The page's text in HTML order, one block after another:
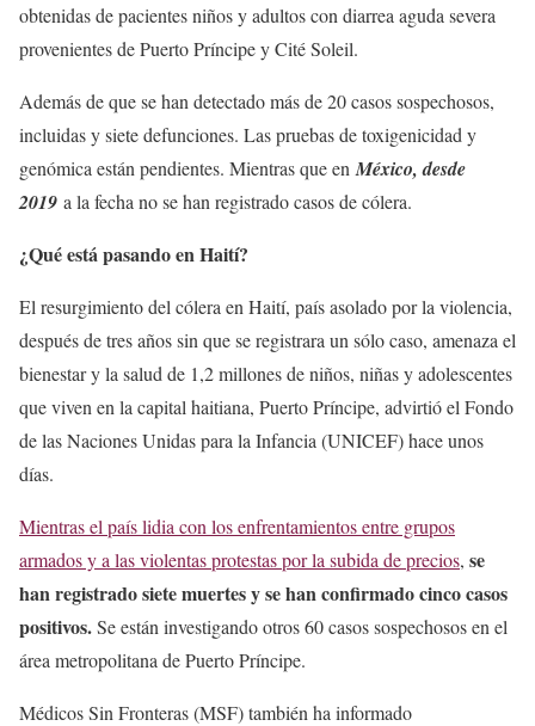
obtenidas de pacientes niños y adultos con diarrea aguda severa
provenientes de Puerto Príncipe y Cité Soleil.
Además de que se han detectado más de 20 casos sospechosos,
incluidas y siete defunciones. Las pruebas de toxigenicidad y
genómica están pendientes. Mientras que en México, desde
2019 a la fecha no se han registrado casos de cólera.
¿Qué está pasando en Haití?
El resurgimiento del cólera en Haití, país asolado por la violencia,
después de tres años sin que se registrara un sólo caso, amenaza el
bienestar y la salud de 1,2 millones de niños, niñas y adolescentes
que viven en la capital haitiana, Puerto Príncipe, advirtió el Fondo
de las Naciones Unidas para la Infancia (UNICEF) hace unos
días.
Mientras el país lidia con los enfrentamientos entre grupos
armados y a las violentas protestas por la subida de precios, se
han registrado siete muertes y se han confirmado cinco casos
positivos.Se están investigando otros 60 casos sospechosos en el
área metropolitana de Puerto Príncipe.
Médicos Sin Fronteras (MSF) también ha informado